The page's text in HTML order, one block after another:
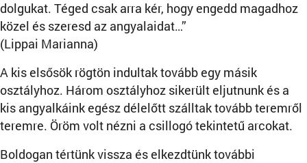
dolgukat. Téged csak arra kér, hogy engedd magadhoz
közel és szeresd az angyalaidat…”
(Lippai Marianna)
A kis elsősök rögtön indultak tovább egy másik
osztályhoz. Három osztályhoz sikerült eljutnunk és a
kis angyalkáink egész délelőtt szálltak tovább teremről
teremre. Öröm volt nézni a csillogó tekintetű arcokat.
Boldogan tértünk vissza és elkezdtünk további